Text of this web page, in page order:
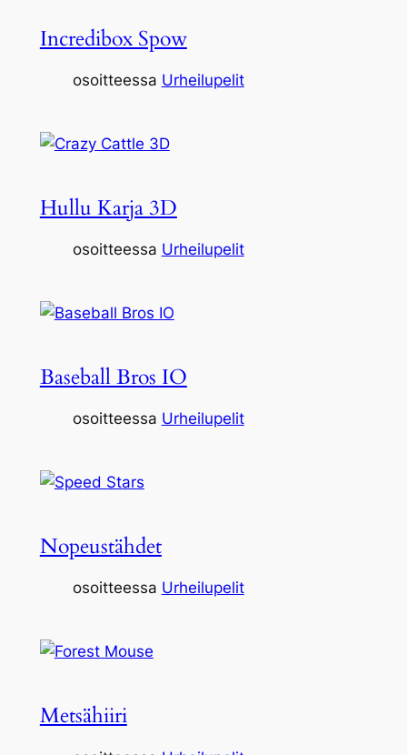
Incredibox Spow
osoitteessa Urheilupelit
Hullu Karja 3D
osoitteessa Urheilupelit
Baseball Bros IO
osoitteessa Urheilupelit
Nopeustähdet
osoitteessa Urheilupelit
Metsähiiri